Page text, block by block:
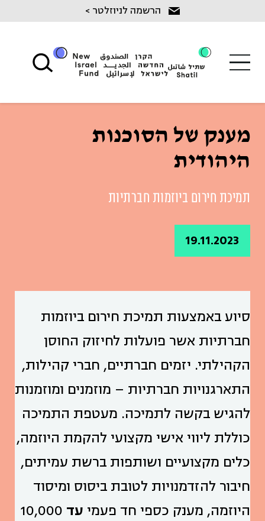
content
הרשמה לניוזלטר >
מענק של הסוכנות
היהודית
תמיכת חירום ביוזמות חברתיות
19.11.2023
סיוע באמצעות תמיכת חירום ביוזמות
חברתיות אשר פועלות לחיזוק החוסן
הקהילתי. יזמים חברתיים, חברי קהילות,
התארגנויות חברתיות – מוזמנים ומוזמנות
להגיש בקשה לתמיכה. מעטפת התמיכה
כוללת ליווי אישי מקצועי להקמת היוזמה,
כלים מקצועיים ושותפות ברשת עמיתים,
חיבור להזדמנויות לטובת ביסוס ומיסוד
היוזמה, מענק כספי חד פעמי עד 10,000